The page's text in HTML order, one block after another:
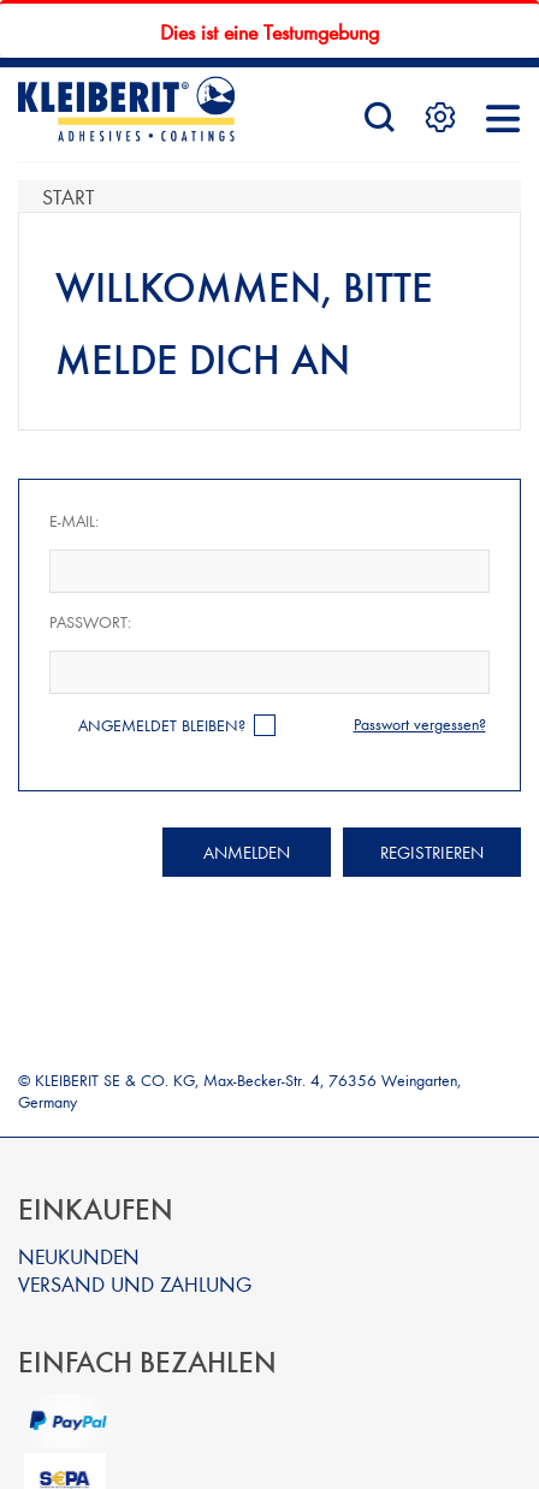
Dies ist eine Testumgebung
STARTSEITE
SERVICE
KONTAKTFORMULAR
HÄNDLERSUCHE
START
WILLKOMMEN, BITTE
MELDE DICH AN
E-MAIL:
PASSWORT:
ANGEMELDET BLEIBEN? Passwort vergessen?
ANMELDEN REGISTRIEREN
© KLEIBERIT SE & CO. KG, Max-Becker-Str. 4, 76356 Weingarten,
Germany
EINKAUFEN
NEUKUNDEN
VERSAND UND ZAHLUNG
EINFACH BEZAHLEN